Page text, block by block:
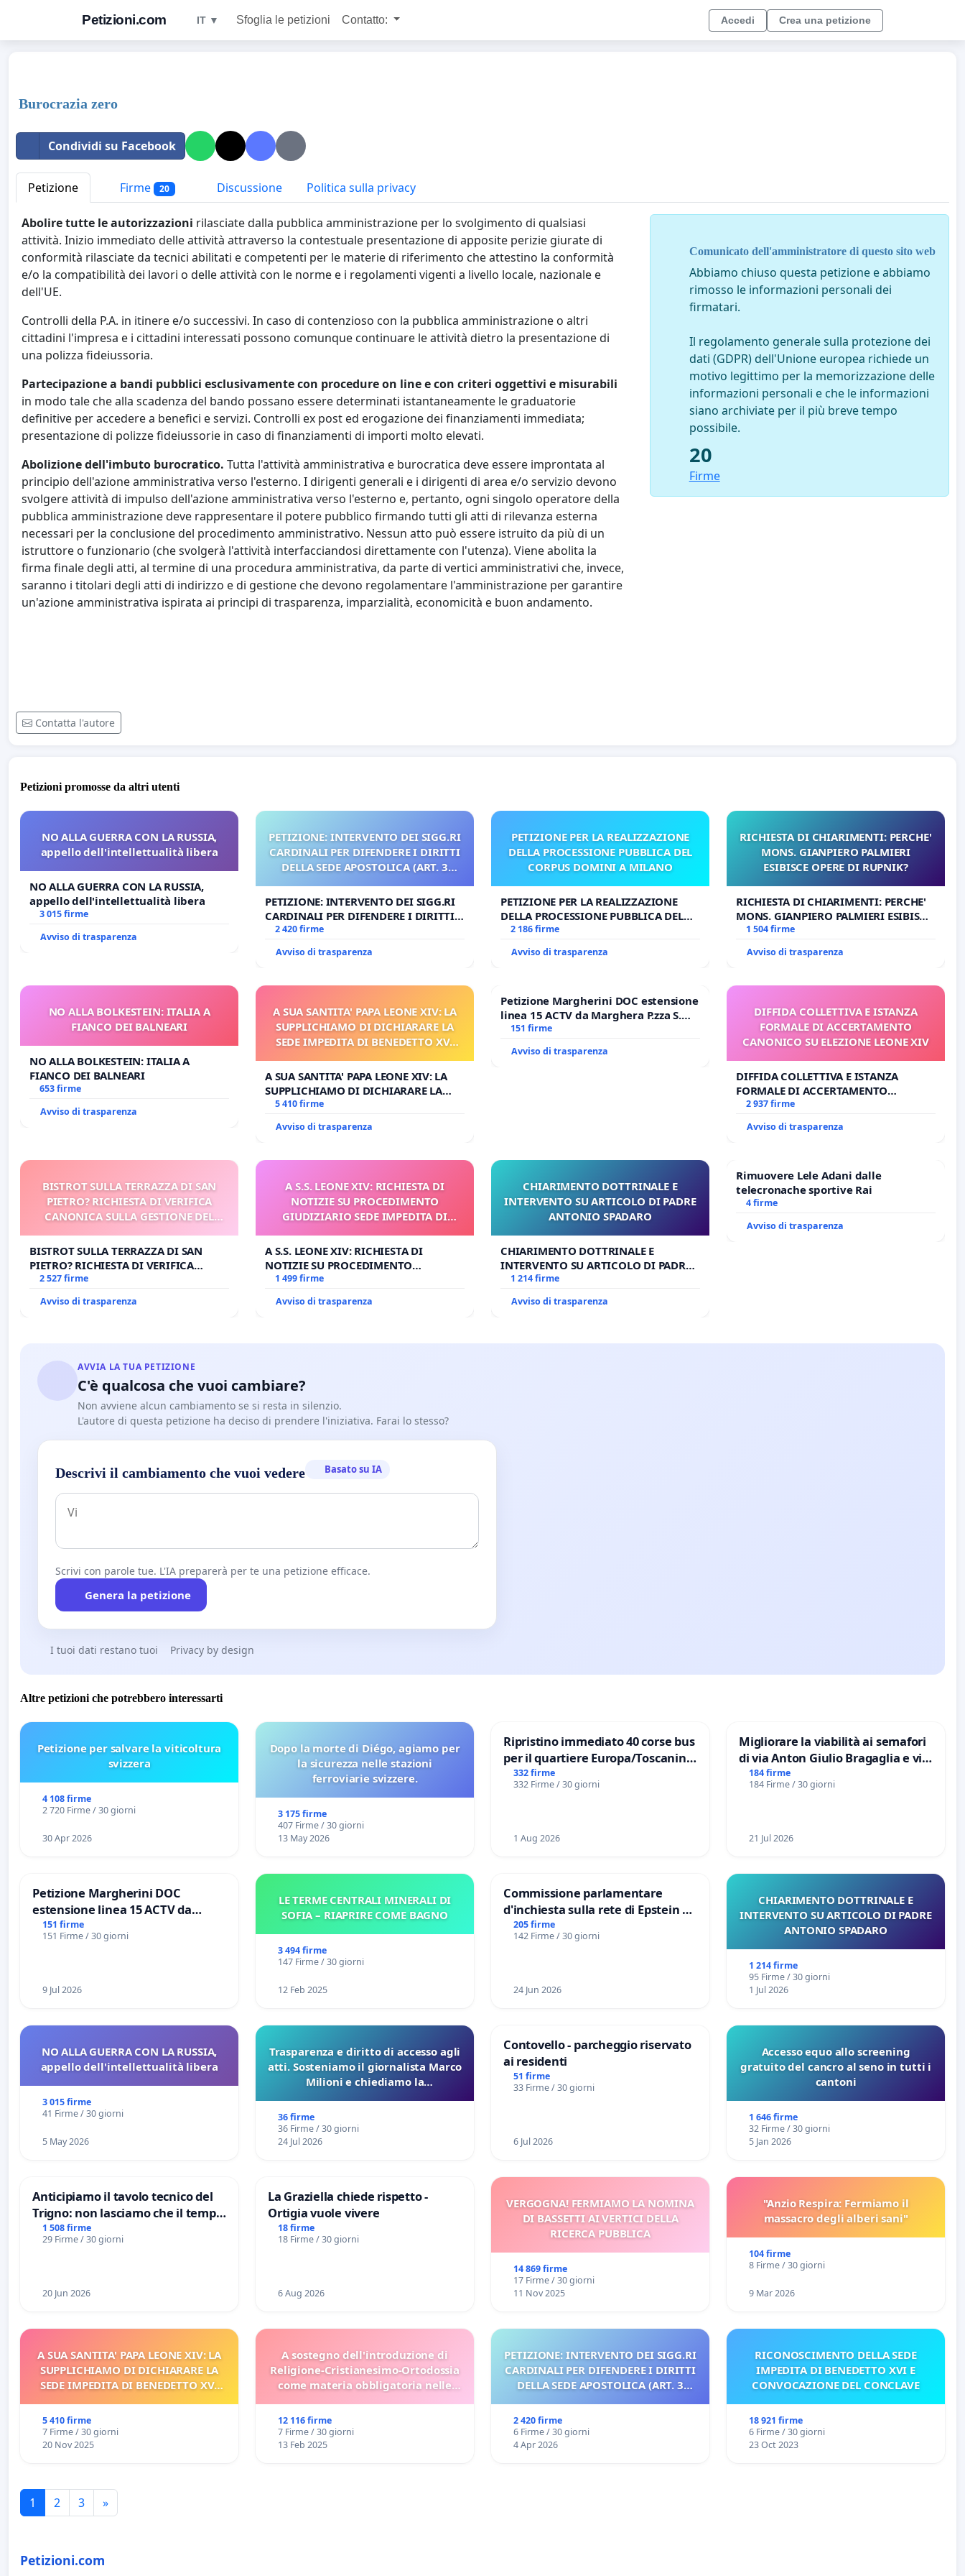
Petizioni.com IT ▼ Sfoglia le petizioni Contatto: Accedi Crea una petizione
Burocrazia zero
Condividi su Facebook
Petizione Firme 20 Discussione Politica sulla privacy
Abolire tutte le autorizzazioni rilasciate dalla pubblica amministrazione per lo svolgimento di qualsiasi
attività. Inizio immediato delle attività attraverso la contestuale presentazione di apposite perizie giurate di
conformità rilasciate da tecnici abilitati e competenti per le materie di riferimento che attestino la conformità
e/o la compatibilità dei lavori o delle attività con le norme e i regolamenti vigenti a livello locale, nazionale e
dell'UE.
Controlli della P.A. in itinere e/o successivi. In caso di contenzioso con la pubblica amministrazione o altri
cittadini l'impresa e i cittadini interessati possono comunque continuare le attività dietro la presentazione di
una polizza fideiussoria.
Partecipazione a bandi pubblici esclusivamente con procedure on line e con criteri oggettivi e misurabili
in modo tale che alla scadenza del bando possano essere determinati istantaneamente le graduatorie
definitive per accedere a benefici e servizi. Controlli ex post ed erogazione dei finanziamenti immediata;
presentazione di polizze fideiussorie in caso di finanziamenti di importi molto elevati.
Abolizione dell'imbuto burocratico. Tutta l'attività amministrativa e burocratica deve essere improntata al
principio dell'azione amministrativa verso l'esterno. I dirigenti generali e i dirigenti di area e/o servizio devono
svolgere attività di impulso dell'azione amministrativa verso l'esterno e, pertanto, ogni singolo operatore della
pubblica amministrazione deve rappresentare il potere pubblico firmando tutti gli atti di rilevanza esterna
necessari per la conclusione del procedimento amministrativo. Nessun atto può essere istruito da più di un
istruttore o funzionario (che svolgerà l'attività interfacciandosi direttamente con l'utenza). Viene abolita la
firma finale degli atti, al termine di una procedura amministrativa, da parte di vertici amministrativi che, invece,
saranno i titolari degli atti di indirizzo e di gestione che devono regolamentare l'amministrazione per garantire
un'azione amministrativa ispirata ai principi di trasparenza, imparzialità, economicità e buon andamento.
Contatta l'autore
Comunicato dell'amministratore di questo sito web
Abbiamo chiuso questa petizione e abbiamo
rimosso le informazioni personali dei
firmatari.
Il regolamento generale sulla protezione dei
dati (GDPR) dell'Unione europea richiede un
motivo legittimo per la memorizzazione delle
informazioni personali e che le informazioni
siano archiviate per il più breve tempo
possibile.
20
Firme
Petizioni promosse da altri utenti
NO ALLA GUERRA CON LA RUSSIA,
appello dell'intellettualità libera
NO ALLA GUERRA CON LA RUSSIA,
appello dell'intellettualità libera
3 015 firme
Avviso di trasparenza
PETIZIONE: INTERVENTO DEI SIGG.RI
CARDINALI PER DIFENDERE I DIRITTI
DELLA SEDE APOSTOLICA (ART. 3
PETIZIONE: INTERVENTO DEI SIGG.RI
CARDINALI PER DIFENDERE I DIRITTI
DELLA SEDE APOSTOLICA (ART. 3 UDG)
2 420 firme
Avviso di trasparenza
PETIZIONE PER LA REALIZZAZIONE
DELLA PROCESSIONE PUBBLICA DEL
CORPUS DOMINI A MILANO
PETIZIONE PER LA REALIZZAZIONE
DELLA PROCESSIONE PUBBLICA DEL
CORPUS DOMINI A MILANO
2 186 firme
Avviso di trasparenza
RICHIESTA DI CHIARIMENTI: PERCHE'
MONS. GIANPIERO PALMIERI
ESIBISCE OPERE DI RUPNIK?
RICHIESTA DI CHIARIMENTI: PERCHE'
MONS. GIANPIERO PALMIERI ESIBISCE
OPERE DI RUPNIK?
1 504 firme
Avviso di trasparenza
NO ALLA BOLKESTEIN: ITALIA A
FIANCO DEI BALNEARI
NO ALLA BOLKESTEIN: ITALIA A
FIANCO DEI BALNEARI
653 firme
Avviso di trasparenza
A SUA SANTITA' PAPA LEONE XIV: LA
SUPPLICHIAMO DI DICHIARARE LA
SEDE IMPEDITA DI BENEDETTO XVI
PROCESSO
A SUA SANTITA' PAPA LEONE XIV: LA
SUPPLICHIAMO DI DICHIARARE LA
SEDE IMPEDITA DI BENEDETTO XVI E/O
5 410 firme
Avviso di trasparenza
Petizione Margherini DOC estensione
linea 15 ACTV da Marghera P.zza S.
Antonio all'aeroporto Marco Polo
151 firme
Avviso di trasparenza
DIFFIDA COLLETTIVA E ISTANZA
FORMALE DI ACCERTAMENTO
CANONICO SU ELEZIONE LEONE XIV
DIFFIDA COLLETTIVA E ISTANZA
FORMALE DI ACCERTAMENTO
CANONICO SU ELEZIONE LEONE XIV
2 937 firme
Avviso di trasparenza
BISTROT SULLA TERRAZZA DI SAN
PIETRO? RICHIESTA DI VERIFICA
CANONICA SULLA GESTIONE DEL
BISTROT SULLA TERRAZZA DI SAN
PIETRO? RICHIESTA DI VERIFICA
CANONICA SULLA GESTIONE DEL
2 527 firme
Avviso di trasparenza
A S.S. LEONE XIV: RICHIESTA DI
NOTIZIE SU PROCEDIMENTO
GIUDIZIARIO SEDE IMPEDITA DI
A S.S. LEONE XIV: RICHIESTA DI
NOTIZIE SU PROCEDIMENTO
GIUDIZIARIO SEDE IMPEDITA DI
1 499 firme
Avviso di trasparenza
CHIARIMENTO DOTTRINALE E
INTERVENTO SU ARTICOLO DI PADRE
ANTONIO SPADARO
CHIARIMENTO DOTTRINALE E
INTERVENTO SU ARTICOLO DI PADRE
ANTONIO SPADARO
1 214 firme
Avviso di trasparenza
Rimuovere Lele Adani dalle
telecronache sportive Rai
4 firme
Avviso di trasparenza
AVVIA LA TUA PETIZIONE
C'è qualcosa che vuoi cambiare?
Non avviene alcun cambiamento se si resta in silenzio.
L'autore di questa petizione ha deciso di prendere l'iniziativa. Farai lo stesso?
Descrivi il cambiamento che vuoi vedere Basato su IA
Scrivi con parole tue. L'IA preparerà per te una petizione efficace.
Genera la petizione
I tuoi dati restano tuoi Privacy by design
Altre petizioni che potrebbero interessarti
Petizione per salvare la viticoltura
svizzera
4 108 firme
2 720 Firme / 30 giorni
30 Apr 2026
Dopo la morte di Diégo, agiamo per
la sicurezza nelle stazioni
ferroviarie svizzere.
3 175 firme
407 Firme / 30 giorni
13 May 2026
Ripristino immediato 40 corse bus
per il quartiere Europa/Toscanini
di Aprilia
332 firme
332 Firme / 30 giorni
1 Aug 2026
Migliorare la viabilità ai semafori
di via Anton Giulio Bragaglia e via
Tieri XV MUNICIPIO DI ROMA
184 firme
184 Firme / 30 giorni
21 Jul 2026
Petizione Margherini DOC
estensione linea 15 ACTV da
Marghera P.zza S. Antonio
all'aeroporto Marco Polo tariffa a
151 firme
151 Firme / 30 giorni
9 Jul 2026
LE TERME CENTRALI MINERALI DI
SOFIA – RIAPRIRE COME BAGNO
3 494 firme
147 Firme / 30 giorni
12 Feb 2025
Commissione parlamentare
d'inchiesta sulla rete di Epstein e
del Mossad: verità sugli Epstein
Files
205 firme
142 Firme / 30 giorni
24 Jun 2026
CHIARIMENTO DOTTRINALE E
INTERVENTO SU ARTICOLO DI PADRE
ANTONIO SPADARO
1 214 firme
95 Firme / 30 giorni
1 Jul 2026
NO ALLA GUERRA CON LA RUSSIA,
appello dell'intellettualità libera
3 015 firme
41 Firme / 30 giorni
5 May 2026
Trasparenza e diritto di accesso agli
atti. Sosteniamo il giornalista Marco
Milioni e chiediamo la
sulla Pedemontana Veneta
36 firme
36 Firme / 30 giorni
24 Jul 2026
Contovello - parcheggio riservato
ai residenti
51 firme
33 Firme / 30 giorni
6 Jul 2026
Accesso equo allo screening
gratuito del cancro al seno in tutti i
cantoni
1 646 firme
32 Firme / 30 giorni
5 Jan 2026
Anticipiamo il tavolo tecnico del
Trigno: non lasciamo che il tempo
rallenti le ricerche di Domenico
Racanati
1 508 firme
29 Firme / 30 giorni
20 Jun 2026
La Graziella chiede rispetto -
Ortigia vuole vivere
18 firme
18 Firme / 30 giorni
6 Aug 2026
VERGOGNA! FERMIAMO LA NOMINA
DI BASSETTI AI VERTICI DELLA
RICERCA PUBBLICA
14 869 firme
17 Firme / 30 giorni
11 Nov 2025
"Anzio Respira: Fermiamo il
massacro degli alberi sani"
104 firme
8 Firme / 30 giorni
9 Mar 2026
A SUA SANTITA' PAPA LEONE XIV: LA
SUPPLICHIAMO DI DICHIARARE LA
SEDE IMPEDITA DI BENEDETTO XVI
5 410 firme
7 Firme / 30 giorni
20 Nov 2025
A sostegno dell'introduzione di
Religione-Cristianesimo-Ortodossia
come materia obbligatoria nelle
12 116 firme
7 Firme / 30 giorni
13 Feb 2025
PETIZIONE: INTERVENTO DEI SIGG.RI
CARDINALI PER DIFENDERE I DIRITTI
DELLA SEDE APOSTOLICA (ART. 3
2 420 firme
6 Firme / 30 giorni
4 Apr 2026
RICONOSCIMENTO DELLA SEDE
IMPEDITA DI BENEDETTO XVI E
CONVOCAZIONE DEL CONCLAVE
18 921 firme
6 Firme / 30 giorni
23 Oct 2023
1 2 3 »
Petizioni.com